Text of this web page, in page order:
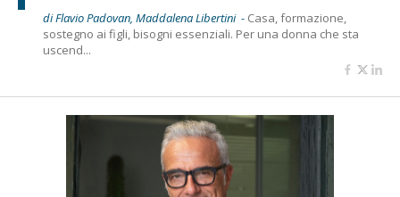
di Flavio Padovan, Maddalena Libertini - Casa, formazione,
sostegno ai figli, bisogni essenziali. Per una donna che sta
uscend...